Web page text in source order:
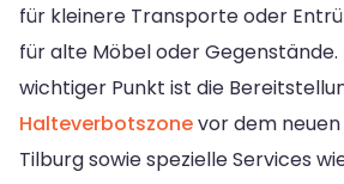
für kleinere Transporte oder
für alte Möbel oder Gegenstände.
wichtiger Punkt ist die
Halteverbotszonevor dem
Tilburg sowie spezielle Services